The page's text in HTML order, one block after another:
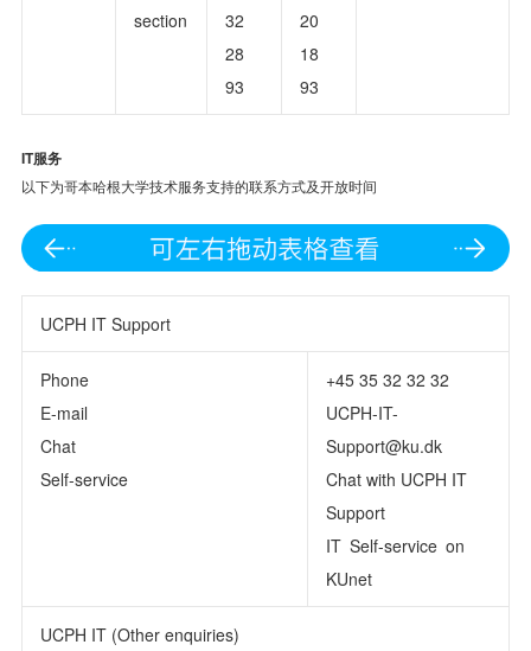
section
32
28
93
20
18
93
IT服务
以下为哥本哈根大学技术服务支持的联系方式及开放时间
UCPH IT Support
Phone
E-mail
Chat
Self-service
+45 35 32 32 32
UCPH-IT-
Support@ku.dk
Chat with UCPH IT
Support
IT Self-service on
KUnet
UCPH IT (Other enquiries)